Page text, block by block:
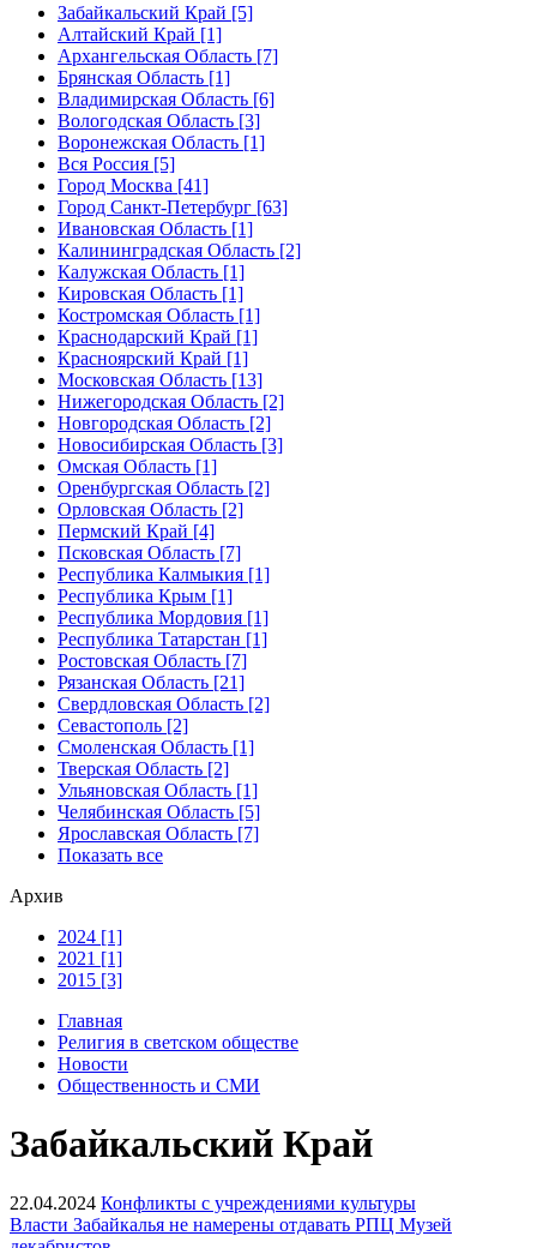
Забайкальский Край [5]
Алтайский Край [1]
Архангельская Область [7]
Брянская Область [1]
Владимирская Область [6]
Вологодская Область [3]
Воронежская Область [1]
Вся Россия [5]
Город Москва [41]
Город Санкт-Петербург [63]
Ивановская Область [1]
Калининградская Область [2]
Калужская Область [1]
Кировская Область [1]
Костромская Область [1]
Краснодарский Край [1]
Красноярский Край [1]
Московская Область [13]
Нижегородская Область [2]
Новгородская Область [2]
Новосибирская Область [3]
Омская Область [1]
Оренбургская Область [2]
Орловская Область [2]
Пермский Край [4]
Псковская Область [7]
Республика Калмыкия [1]
Республика Крым [1]
Республика Мордовия [1]
Республика Татарстан [1]
Ростовская Область [7]
Рязанская Область [21]
Свердловская Область [2]
Севастополь [2]
Смоленская Область [1]
Тверская Область [2]
Ульяновская Область [1]
Челябинская Область [5]
Ярославская Область [7]
Показать все
Архив
2024 [1]
2021 [1]
2015 [3]
Главная
Религия в светском обществе
Новости
Общественность и СМИ
Забайкальский Край
22.04.2024 Конфликты с учреждениями культуры
Власти Забайкалья не намерены отдавать РПЦ Музей